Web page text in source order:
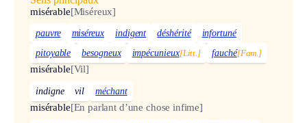
misérable[Miséreux]
pauvre miséreux indigent déshérité
infortuné
pitoyable
besogneux impécunieux[Litt.] fauché[Fam.]
misérable[Vil]
indigne vil méchant
misérable[En parlant d’une chose infime]